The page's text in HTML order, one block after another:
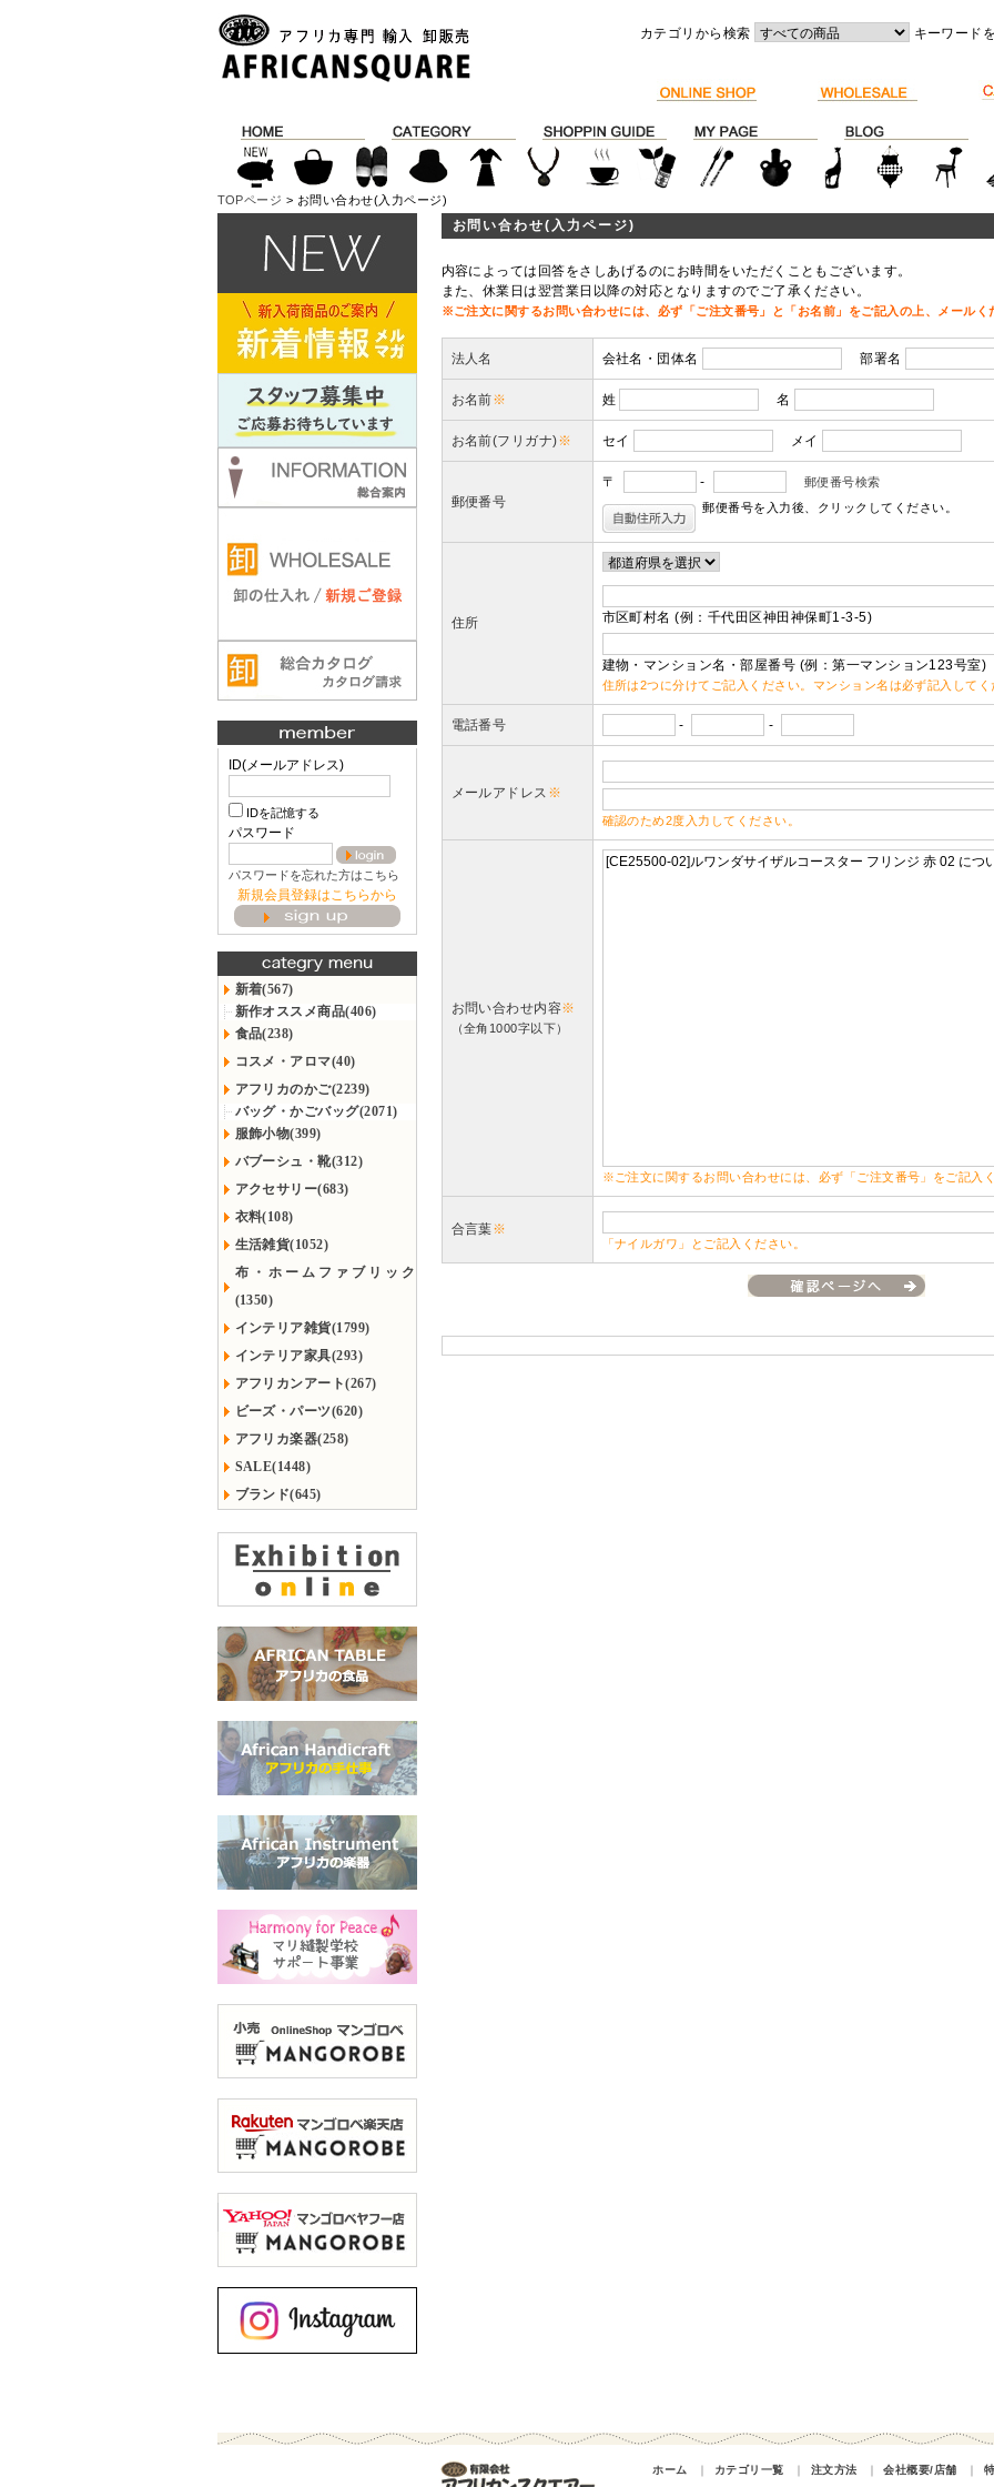
カテゴリから検索 キーワード
TOPページ > お問い合わせ(入力ページ)
ID(メールアドレス)
IDを記憶する
パスワード
パスワードを忘れた方はこちら
新規会員登録はこちらから
新着(567)
新作オススメ商品(406)
食品(238)
コスメ・アロマ(40)
アフリカのかご(2239)
バッグ・かごバッグ(2071)
服飾小物(399)
バブーシュ・靴(312)
アクセサリー(683)
衣料(108)
生活雑貨(1052)
布・ホームファブリック
(1350)
インテリア雑貨(1799)
インテリア家具(293)
アフリカンアート(267)
ビーズ・パーツ(620)
アフリカ楽器(258)
SALE(1448)
ブランド(645)
お問い合わせ(入力ページ)
内容によっては回答をさしあげるのにお時間をいただくこともございます。
また、休業日は翌営業日以降の対応となりますのでご了承ください。
※ご注文に関するお問い合わせには、必ず「ご注文番号」と「お名前」をご記入の上、メール
法人名 会社名・団体名 部署名
お名前※ 姓 名
お名前(フリガナ)※ セイ メイ
郵便番号
〒 -
郵便番号検索
郵便番号を入力後、クリックしてください。
住所 市区町村名 (例：千代田区神田神保町1-3-5)
建物・マンション名・部屋番号 (例：第一マンション123号室)
住所は2つに分けてご記入ください。マンション名は必ず記入してく
電話番号 - -
メールアドレス ※
確認のため2度入力してください。
お問い合わせ内容※
（全角1000字以下）
※ご注文に関するお問い合わせには、必ず「ご注文番号」をご記入
合言葉※
「ナイルガワ」とご記入ください。
ホーム ｜ カテゴリ一覧 ｜ 注文方法 ｜ 会社概要/店舗 ｜